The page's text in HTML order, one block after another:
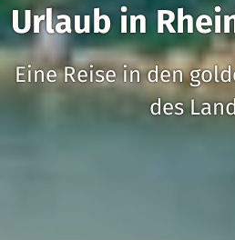
Urlaub in
Eine Reise in den
des